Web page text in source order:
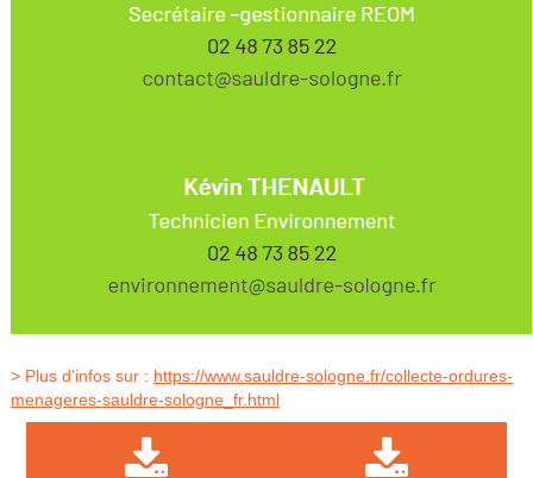
> Plus d'infos sur : https://www.sauldre-sologne.fr/collecte-ordures-
menageres-sauldre-sologne_fr.html